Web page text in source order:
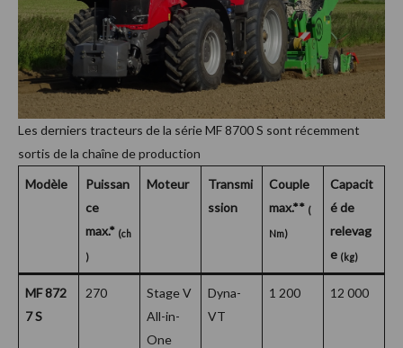
Les derniers tracteurs de la série MF 8700 S sont récemment
sortis de la chaîne de production
Modèle
Puissan
ce
max.* (ch
)
Moteur
Transmi
ssion
Couple
max.** (
Nm)
Capacit
é de
relevag
e (kg)
MF 872
7 S
270
Stage V
All-in-
One
Dyna-
VT
1 200 12 000